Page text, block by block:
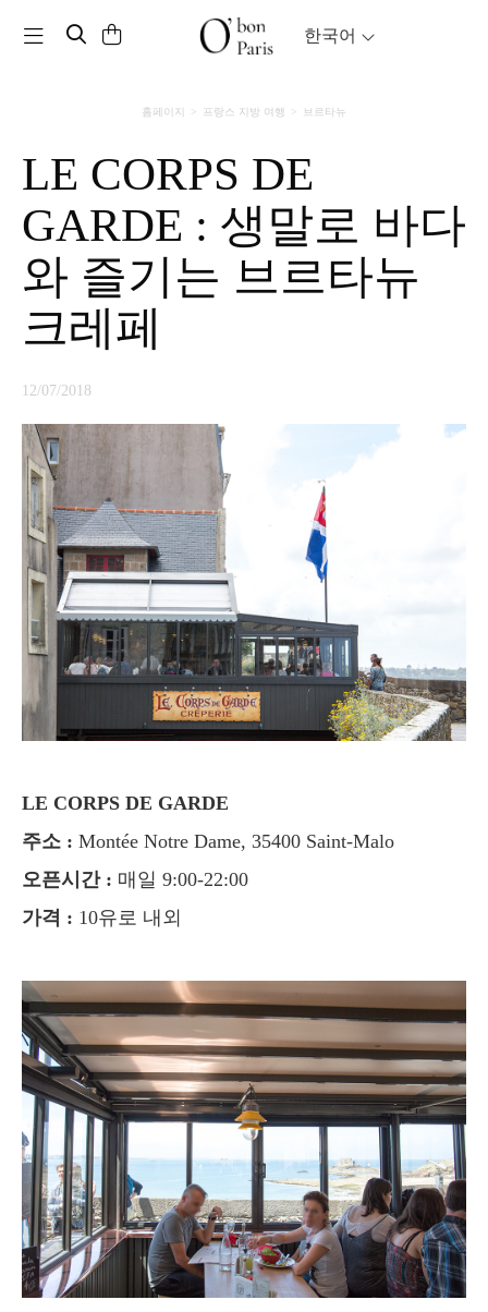
Toggle navigation 한국어
홈페이지 프랑스 지방 여행 브르타뉴
LE CORPS DE
GARDE : 생말로 바다
와 즐기는 브르타뉴
크레페
12/07/2018
LE CORPS DE GARDE
주소 : Montée Notre Dame, 35400 Saint-Malo
오픈시간 : 매일 9:00-22:00
가격 : 10유로 내외